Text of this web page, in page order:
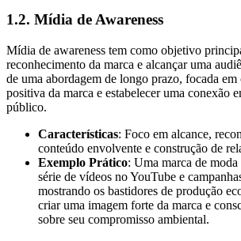
1.2. Mídia de Awareness
Mídia de awareness tem como objetivo
reconhecimento da marca e alcançar uma
de uma abordagem de longo prazo, focada
positiva da marca e estabelecer uma conexão
público.
Características: Foco em alcance,
conteúdo envolvente e construção de
Exemplo Prático: Uma marca de
série de vídeos no YouTube e
mostrando os bastidores de produção
criar uma imagem forte da marca e
sobre seu compromisso ambiental.